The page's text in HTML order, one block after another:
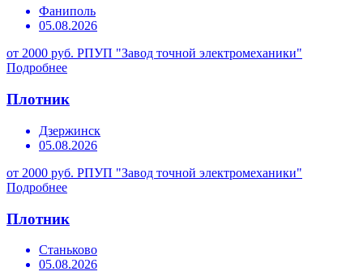
Фаниполь
05.08.2026
от 2000 руб. РПУП "Завод точной электромеханики"
Подробнее
Плотник
Дзержинск
05.08.2026
от 2000 руб. РПУП "Завод точной электромеханики"
Подробнее
Плотник
Станьково
05.08.2026